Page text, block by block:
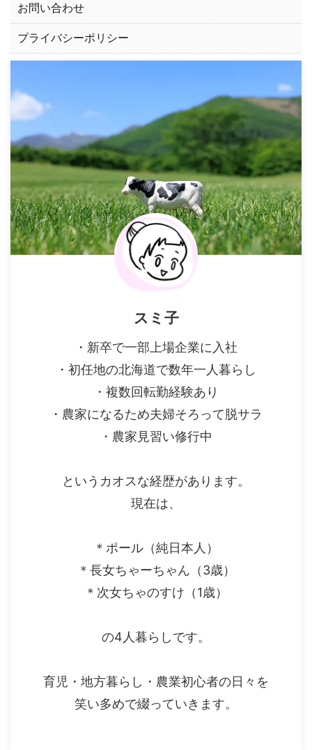
お問い合わせ
プライバシーポリシー
スミ子
・新卒で一部上場企業に入社
・初任地の北海道で数年一人暮らし
・複数回転勤経験あり
・農家になるため夫婦そろって脱サラ
・農家見習い修行中
というカオスな経歴があります。
現在は、
＊ポール（純日本人）
＊長女ちゃーちゃん（3歳）
＊次女ちゃのすけ（1歳）
の4人暮らしです。
育児・地方暮らし・農業初心者の日々を
笑い多めで綴っていきます。